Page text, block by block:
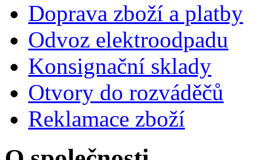
Doprava zboží a platby
Odvoz elektroodpadu
Konsignační sklady
Otvory do rozváděčů
Reklamace zboží